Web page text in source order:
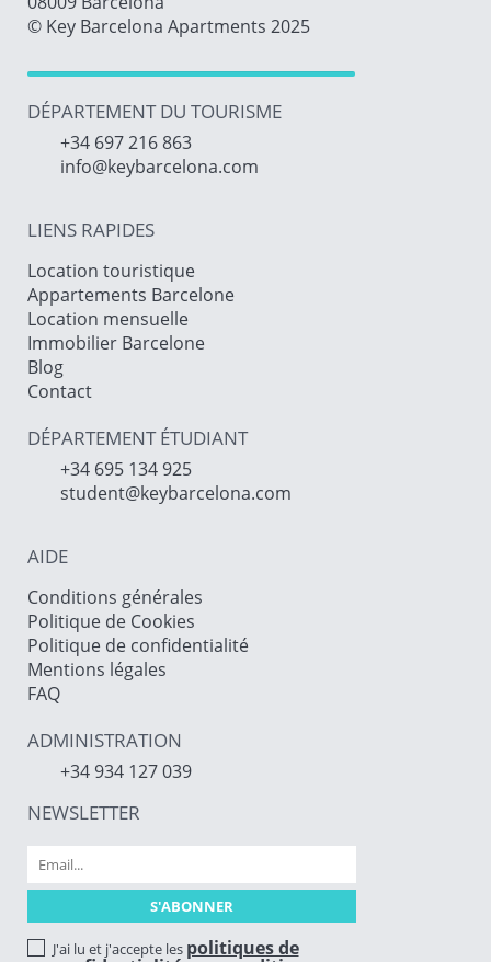
© Key Barcelona Apartments 2025
DÉPARTEMENT DU TOURISME
+34 697 216 863
info@keybarcelona.com
LIENS RAPIDES
Location touristique
Appartements Barcelone
Location mensuelle
Immobilier Barcelone
Blog
Contact
DÉPARTEMENT ÉTUDIANT
+34 695 134 925
student@keybarcelona.com
AIDE
Conditions générales
Politique de Cookies
Politique de confidentialité
Mentions légales
FAQ
ADMINISTRATION
+34 934 127 039
NEWSLETTER
J'ai lu et j'accepte les politiques de